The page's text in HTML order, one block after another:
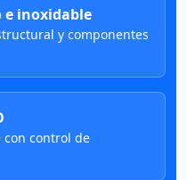
e inoxidable
y componentes
con control de